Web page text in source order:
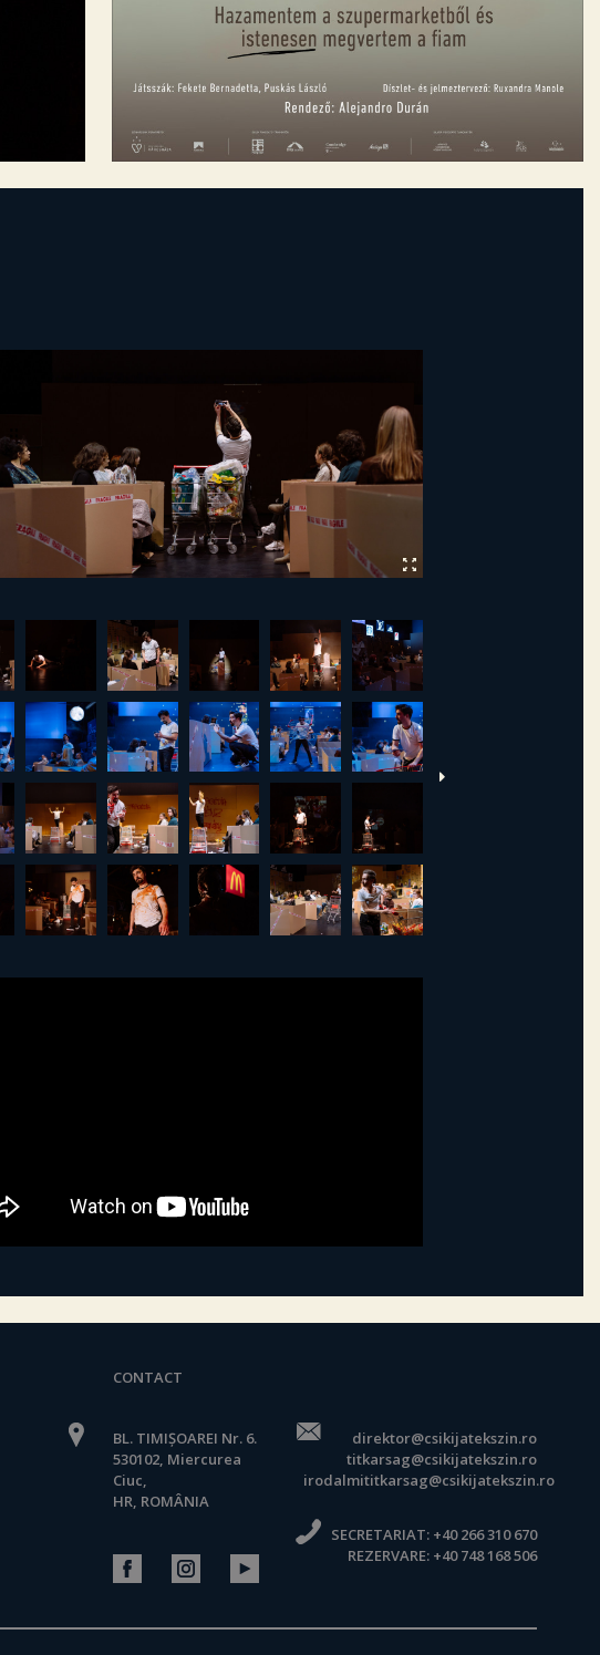
CONTACT
BL. TIMIȘOAREI Nr. 6.
530102, Miercurea
Ciuc,
HR, ROMÂNIA
direktor@csikijatekszin.ro
titkarsag@csikijatekszin.ro
irodalmititkarsag@csikijatekszin.ro
SECRETARIAT: +40 266 310 670
REZERVARE: +40 748 168 506